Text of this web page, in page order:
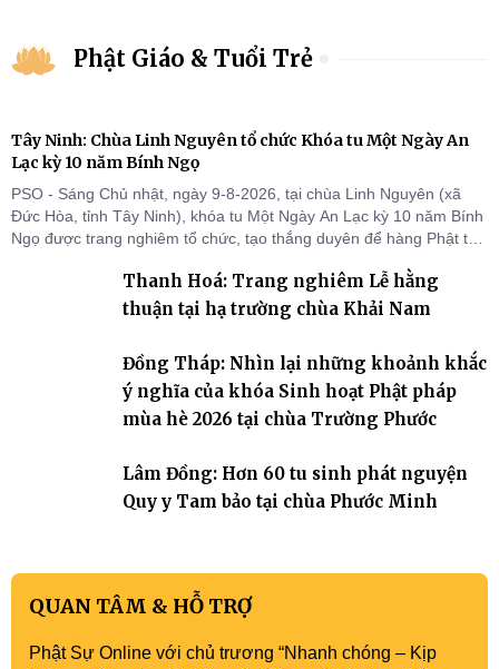
Phật Giáo & Tuổi Trẻ
Tây Ninh: Chùa Linh Nguyên tổ chức Khóa tu Một Ngày An
Lạc kỳ 10 năm Bính Ngọ
PSO - Sáng Chủ nhật, ngày 9-8-2026, tại chùa Linh Nguyên (xã
Đức Hòa, tỉnh Tây Ninh), khóa tu Một Ngày An Lạc kỳ 10 năm Bính
Ngọ được trang nghiêm tổ chức, tạo thắng duyên để hàng Phật tử
đời sống thiện lành.Thanh Hoá: Trang nghiêm Lễ hằng
thuận tại hạ trường chùa Khải Nam
Đồng Tháp: Nhìn lại những khoảnh khắc
ý nghĩa của khóa Sinh hoạt Phật pháp
mùa hè 2026 tại chùa Trường Phước
Lâm Đồng: Hơn 60 tu sinh phát nguyện
Quy y Tam bảo tại chùa Phước Minh
QUAN TÂM & HỖ TRỢ
Phật Sự Online với chủ trương “Nhanh chóng – Kịp